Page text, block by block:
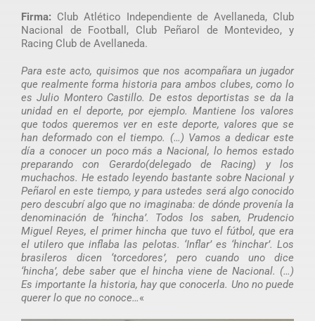
Firma: Club Atlético Independiente de Avellaneda, Club
Nacional de Football, Club Peñarol de Montevideo, y
Racing Club de Avellaneda.
Para este acto, quisimos que nos acompañara un jugador
que realmente forma historia para ambos clubes, como lo
es Julio Montero Castillo. De estos deportistas se da la
unidad en el deporte, por ejemplo. Mantiene los valores
que todos queremos ver en este deporte, valores que se
han deformado con el tiempo. (…) Vamos a dedicar este
día a conocer un poco más a Nacional, lo hemos estado
preparando con Gerardo(delegado de Racing) y los
muchachos. He estado leyendo bastante sobre Nacional y
Peñarol en este tiempo, y para ustedes será algo conocido
pero descubrí algo que no imaginaba: de dónde provenía la
denominación de ‘hincha’. Todos los saben, Prudencio
Miguel Reyes, el primer hincha que tuvo el fútbol, que era
el utilero que inflaba las pelotas. ‘Inflar’ es ‘hinchar’. Los
brasileros dicen ‘torcedores’, pero cuando uno dice
‘hincha’, debe saber que el hincha viene de Nacional. (…)
Es importante la historia, hay que conocerla. Uno no puede
querer lo que no conoce…«